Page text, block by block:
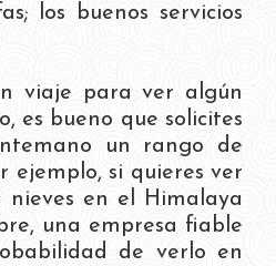
los buenos servicios
viaje para ver algún
es bueno que solicites
un rango de
ejemplo, si quieres ver
en el Himalaya
una empresa fiable
de verlo en